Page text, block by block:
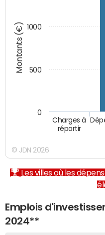
Montants (€)
Charges à
répartir
0
500
1000
© JDN 2026
Les villes où les
Emplois
2024**